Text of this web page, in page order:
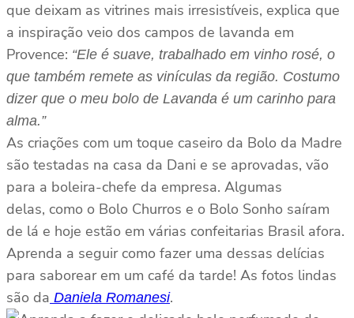
que deixam as vitrines mais irresistíveis, explica que
a inspiração veio dos campos de lavanda em
Provence: “Ele é suave, trabalhado em vinho rosé, o
que também remete as vinículas da região. Costumo
dizer que o meu bolo de Lavanda é um carinho para
alma.”
As criações com um toque caseiro da Bolo da Madre
são testadas na casa da Dani e se aprovadas, vão
para a boleira-chefe da empresa. Algumas
delas, como o Bolo Churros e o Bolo Sonho saíram
de lá e hoje estão em várias confeitarias Brasil afora.
Aprenda a seguir como fazer uma dessas delícias
para saborear em um café da tarde! As fotos lindas
são da Daniela Romanesi.